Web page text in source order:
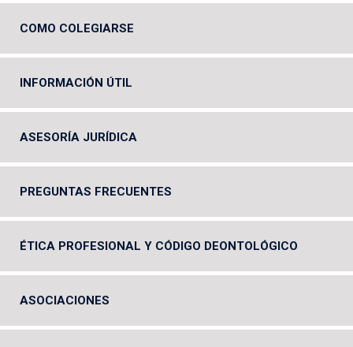
COMO COLEGIARSE
INFORMACIÓN ÚTIL
ASESORÍA JURÍDICA
PREGUNTAS FRECUENTES
ÉTICA PROFESIONAL Y CÓDIGO DEONTOLÓGICO
ASOCIACIONES